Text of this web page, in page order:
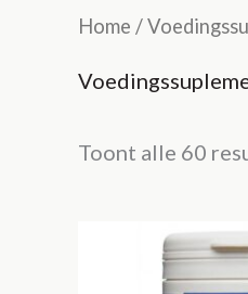
Home /
Toont alle 60